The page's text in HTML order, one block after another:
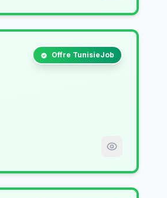
Offre TunisieJob